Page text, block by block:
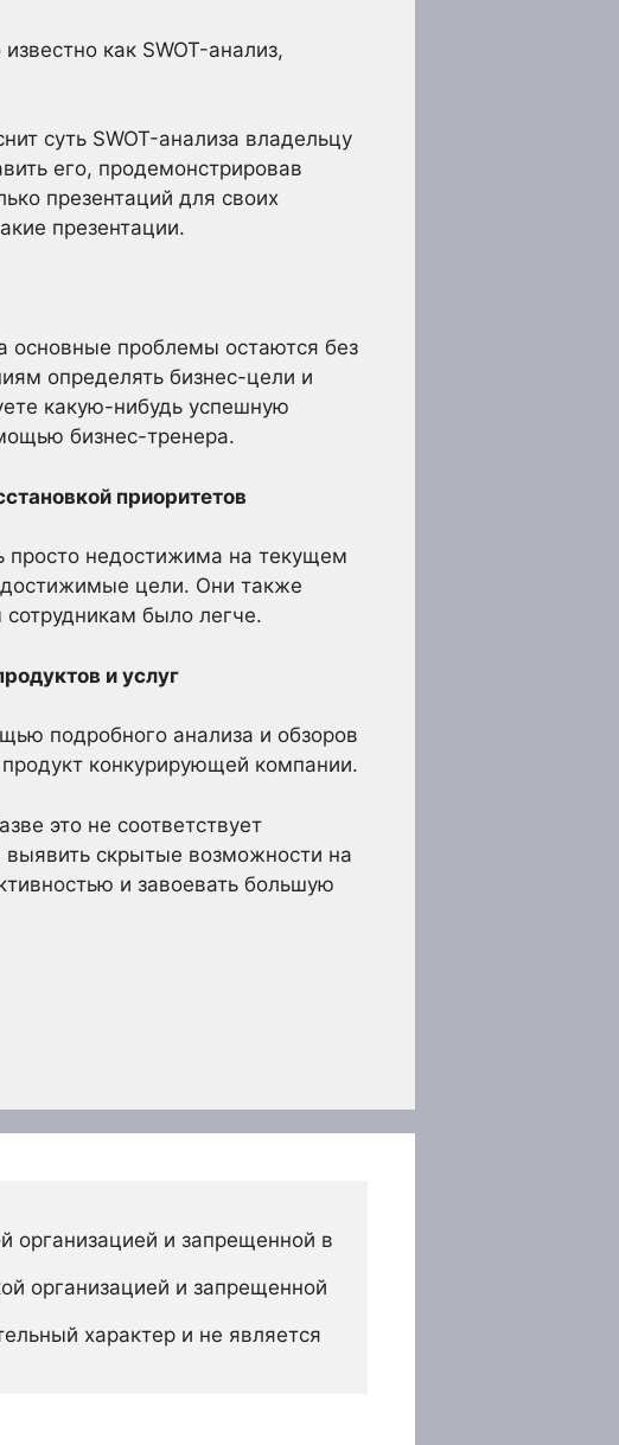
как SWOT-анализ,
суть SWOT-анализа владельцу
его, продемонстрировав
презентаций для своих
презентации.
основные проблемы остаются без
определять бизнес-цели и
какую-нибудь успешную
бизнес-тренера.
приоритетов
просто недостижима на текущем
цели. Они также
было легче.
и услуг
подробного анализа и обзоров
конкурирующей компании.
это не соответствует
скрытые возможности на
и завоевать большую
организацией и запрещенной в
организацией и запрещенной
характер и не является